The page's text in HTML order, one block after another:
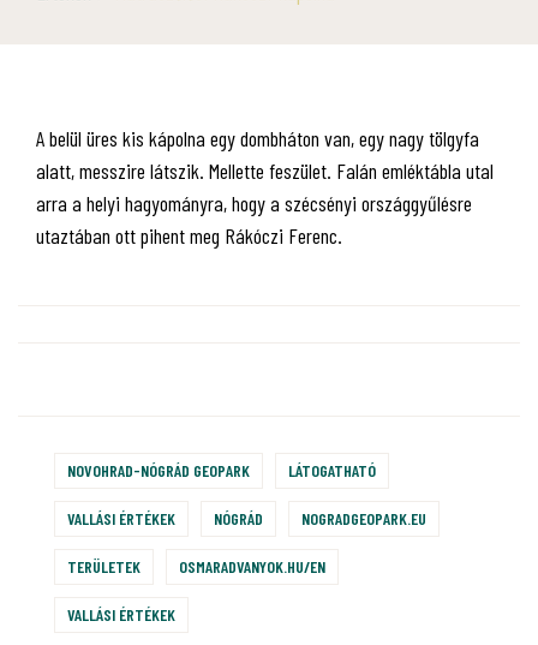
A belül üres kis kápolna egy dombháton van, egy nagy tölgyfa
alatt, messzire látszik. Mellette feszület. Falán emléktábla utal
arra a helyi hagyományra, hogy a szécsényi országgyűlésre
utaztában ott pihent meg Rákóczi Ferenc.
NOVOHRAD-NÓGRÁD GEOPARK LÁTOGATHATÓ
VALLÁSI ÉRTÉKEK NÓGRÁD NOGRADGEOPARK.EU
TERÜLETEK OSMARADVANYOK.HU/EN
VALLÁSI ÉRTÉKEK